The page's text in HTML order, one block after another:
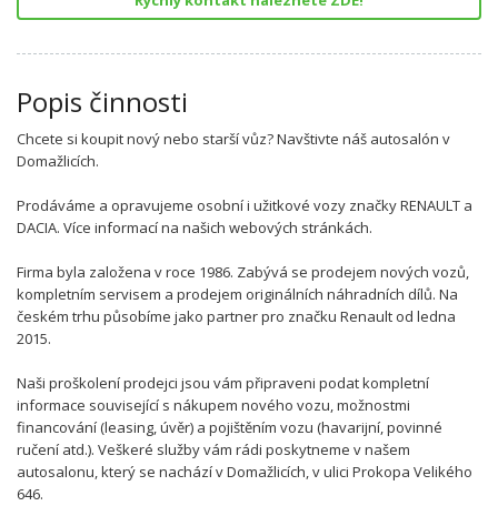
Popis činnosti
Chcete si koupit nový nebo starší vůz? Navštivte náš autosalón v
Domažlicích.
Prodáváme a opravujeme osobní i užitkové vozy značky RENAULT a
DACIA. Více informací na našich webových stránkách.
Firma byla založena v roce 1986. Zabývá se prodejem nových vozů,
kompletním servisem a prodejem originálních náhradních dílů. Na
českém trhu působíme jako partner pro značku Renault od ledna
2015.
Naši proškolení prodejci jsou vám připraveni podat kompletní
informace související s nákupem nového vozu, možnostmi
financování (leasing, úvěr) a pojištěním vozu (havarijní, povinné
ručení atd.). Veškeré služby vám rádi poskytneme v našem
autosalonu, který se nachází v Domažlicích, v ulici Prokopa Velikého
646.